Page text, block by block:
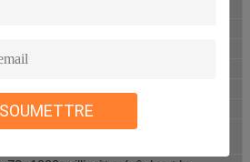
SOUMETTRE
N.M
de conversion de fréquence moins